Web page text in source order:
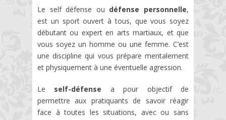
Le self défense ou défense personnelle,
est un sport ouvert à tous, que vous soyez
débutant ou expert en arts martiaux, et que
vous soyez un homme ou une femme. C’est
une discipline qui vous prépare mentalement
et physiquement à une éventuelle agression.
Le self-défense a pour objectif de
permettre aux pratiquants de savoir réagir
face à toutes les situations, avec ou sans